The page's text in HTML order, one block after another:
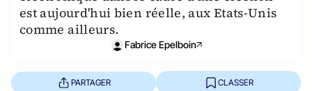
est aujourd'hui bien réelle, aux Etats-Unis
comme ailleurs.
Fabrice Epelboin
PARTAGER CLASSER